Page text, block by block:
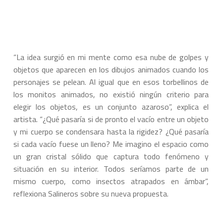
“La idea surgió en mi mente como esa nube de golpes y
objetos que aparecen en los dibujos animados cuando los
personajes se pelean. Al igual que en esos torbellinos de
los monitos animados, no existió ningún criterio para
elegir los objetos, es un conjunto azaroso”, explica el
artista. “¿Qué pasaría si de pronto el vacío entre un objeto
y mi cuerpo se condensara hasta la rigidez? ¿Qué pasaría
si cada vacío fuese un lleno? Me imagino el espacio como
un gran cristal sólido que captura todo fenómeno y
situación en su interior. Todos seríamos parte de un
mismo cuerpo, como insectos atrapados en ámbar”,
reflexiona Salineros sobre su nueva propuesta.